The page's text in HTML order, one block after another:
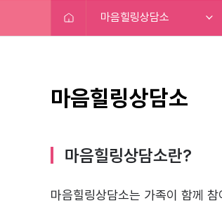
마음힐링상담소
마음힐링상담소
마음힐링상담소란?
마음힐링상담소는 가족이 함께